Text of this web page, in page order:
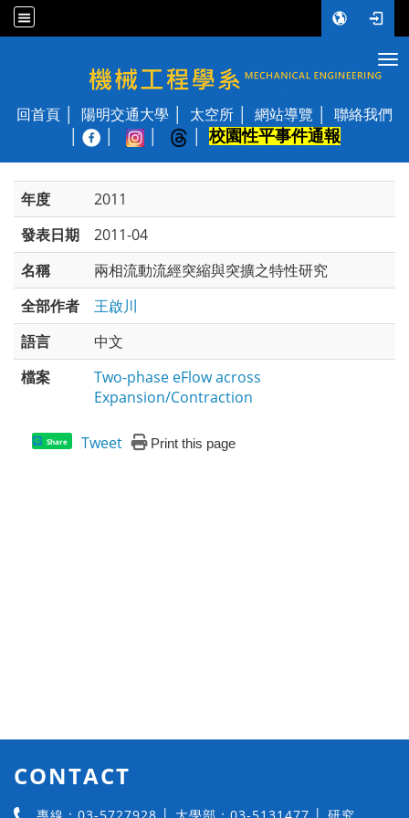
國立陽明交通大學 機械工程學系
回首頁 陽明交通大學 太空所 網站導覽
聯絡我們
校園性平事件通報
年度
2011
發表日期
2011-04
名稱
兩相流動流經突縮與突擴之特性研究
全部作者
王啟川
語言
中文
檔案
Two-phase eFlow across
Expansion/Contraction
Share Tweet Print this page
CONTACT